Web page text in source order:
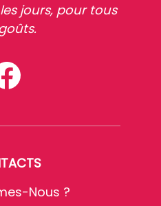
jours, pour tous
Nous ?